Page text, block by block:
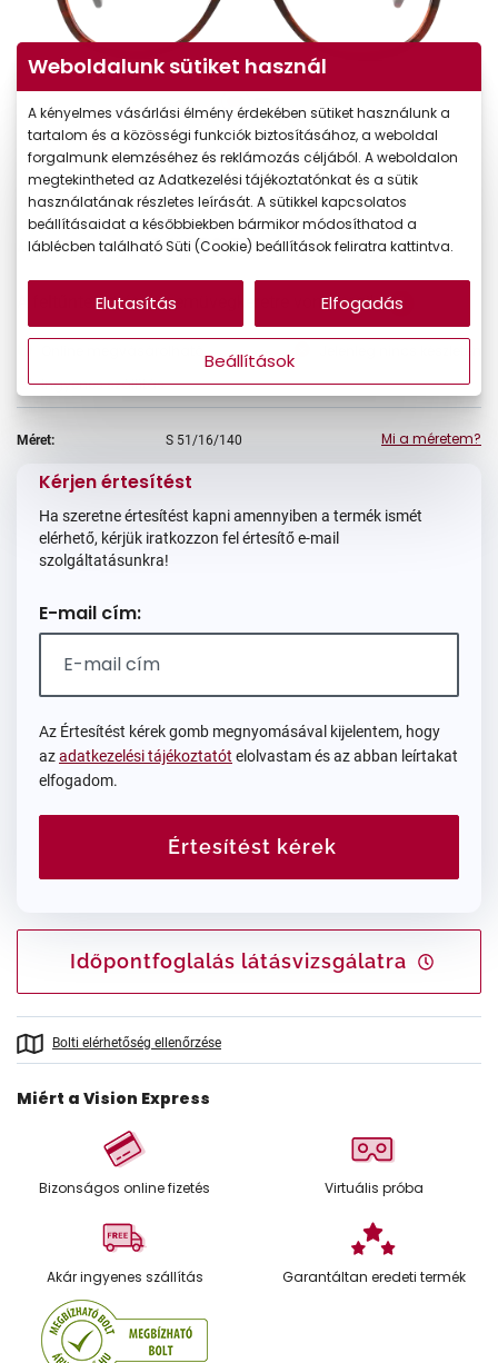
Ár: 26.990 Ft
A feltűntetett ár a szemüvegkeretre vonatkozik.
Ingyenes szállítás
Méret: S 51/16/140 Mi a méretem?
Kérjen értesítést
Ha szeretne értesítést kapni amennyiben a termék ismét
elérhető, kérjük iratkozzon fel értesítő e-mail
szolgáltatásunkra!
E-mail cím:
Az Értesítést kérek gomb megnyomásával kijelentem, hogy
azadatkezelési tájékoztatót elolvastam és az abban leírtakat
elfogadom.
Értesítést kérek
Időpontfoglalás látásvizsgálatra
Bolti elérhetőség ellenőrzése
Miért a Vision Express
Bizonságos online fizetés Virtuális próba
Akár ingyenes szállítás Garantáltan eredeti termék
Weboldalunk sütiket használ
A kényelmes vásárlási élmény érdekében sütiket használunk a
tartalom és a közösségi funkciók biztosításához, a weboldal
forgalmunk elemzéséhez és reklámozás céljából. A weboldalon
megtekintheted az Adatkezelési tájékoztatónkat és a sütik
használatának részletes leírását. A sütikkel kapcsolatos
beállításaidat a későbbiekben bármikor módosíthatod a
láblécben található Süti (Cookie) beállítások feliratra kattintva.
Beállítások
Elutasítás Elfogadás